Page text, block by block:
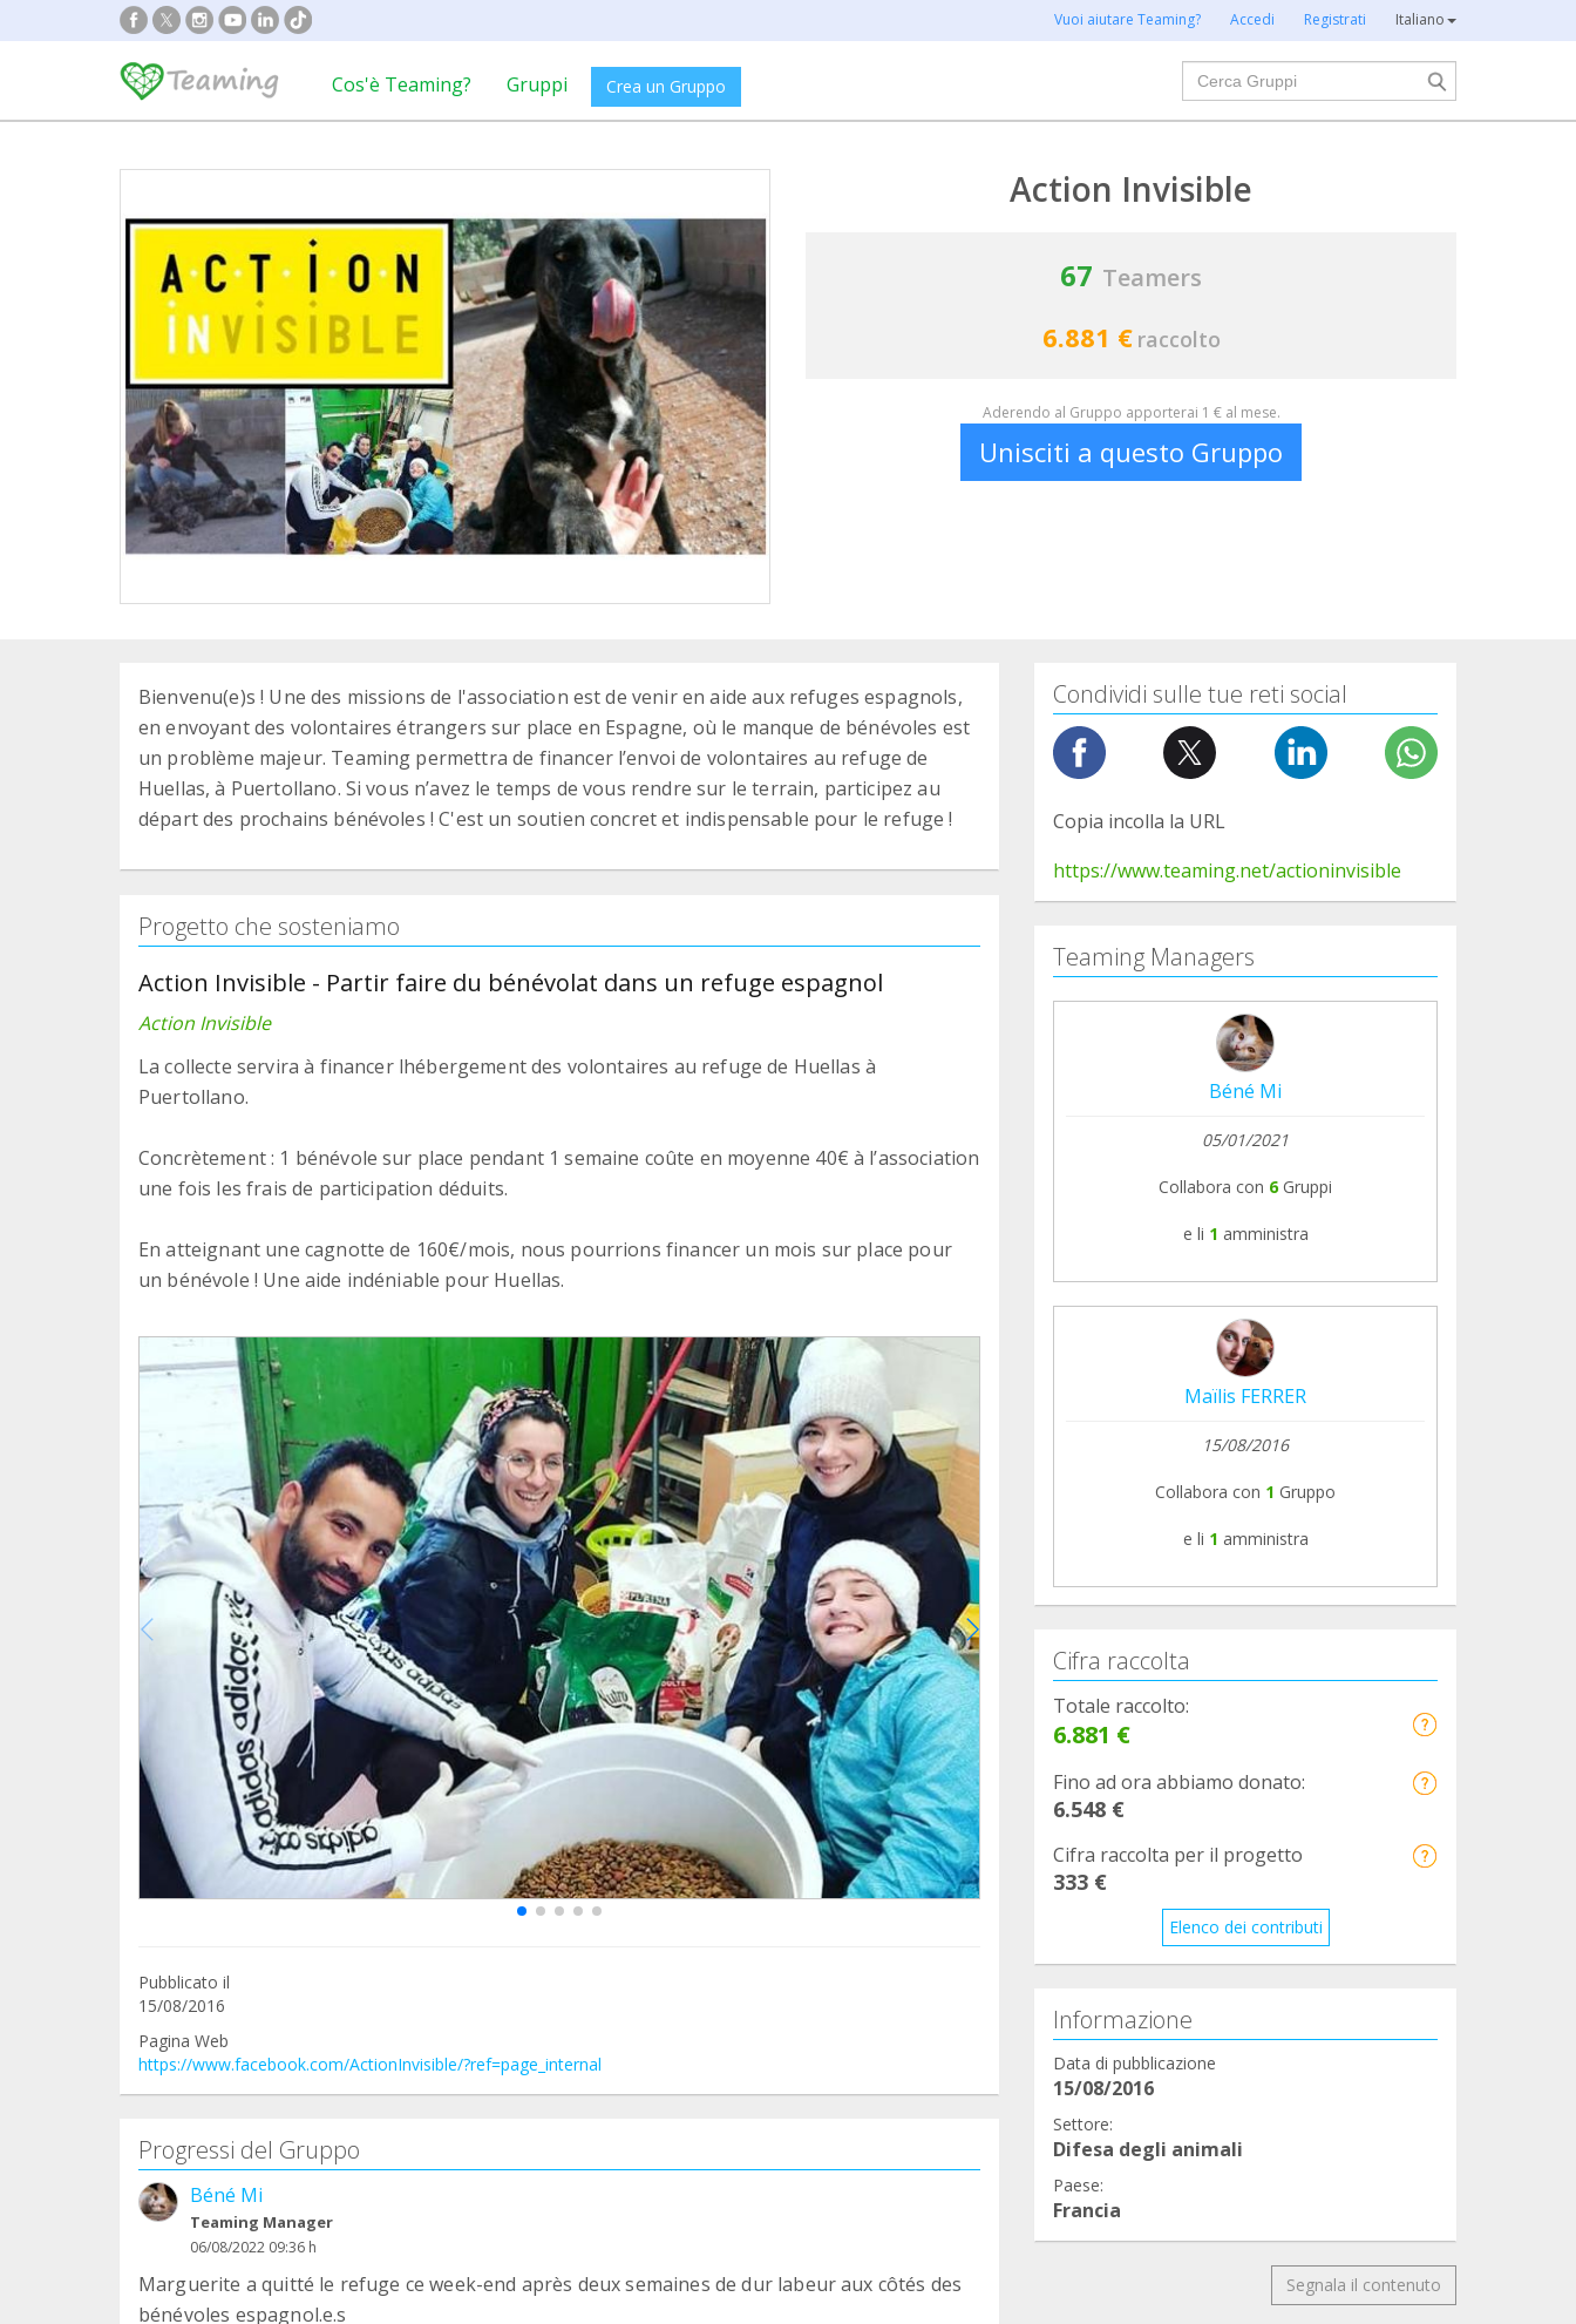
Vuoi aiutare Teaming? Accedi Registrati Italiano
Cos'è Teaming? Gruppi Crea un Gruppo
Cerca
Action Invisible
67 Teamers
6.881 € raccolto
Aderendo al Gruppo apporterai 1 € al mese.
Unisciti a questo Gruppo
Bienvenu(e)s ! Une des missions de l'association est de venir en aide aux refuges espagnols,
en envoyant des volontaires étrangers sur place en Espagne, où le manque de bénévoles est
un problème majeur. Teaming permettra de financer l’envoi de volontaires au refuge de
Huellas, à Puertollano. Si vous n’avez le temps de vous rendre sur le terrain, participez au
départ des prochains bénévoles ! C'est un soutien concret et indispensable pour le refuge !
Progetto che sosteniamo
Action Invisible - Partir faire du bénévolat dans un refuge espagnol
Action Invisible
La collecte servira à financer lhébergement des volontaires au refuge de Huellas à
Puertollano.
Concrètement : 1 bénévole sur place pendant 1 semaine coûte en moyenne 40€ à l’association
une fois les frais de participation déduits.
En atteignant une cagnotte de 160€/mois, nous pourrions financer un mois sur place pour
Pubblicato il
15/08/2016
Pagina Web
https://www.facebook.com/ActionInvisible/?ref=page_internal
Progressi del Gruppo
Béné Mi
Teaming Manager
06/08/2022 09:36 h
Marguerite a quitté le refuge ce week-end après deux semaines de dur labeur aux côtés des
bénévoles espagnol.e.s
Condividi sulle tue reti social
Copia incolla la URL
https://www.teaming.net/actioninvisible
Teaming Managers
Béné Mi
05/01/2021
Collabora con 6Gruppi
e li 1 amministra
Maïlis FERRER
15/08/2016
Collabora con 1 Gruppo
e li 1 amministra
Cifra raccolta
Totale raccolto:
6.881 €
Fino ad ora abbiamo donato:
6.548 €
Cifra raccolta per il progetto
333 €
Elenco dei contributi
Informazione
Data di pubblicazione
15/08/2016
Settore:
Difesa degli animali
Paese:
Francia
Segnala il contenuto